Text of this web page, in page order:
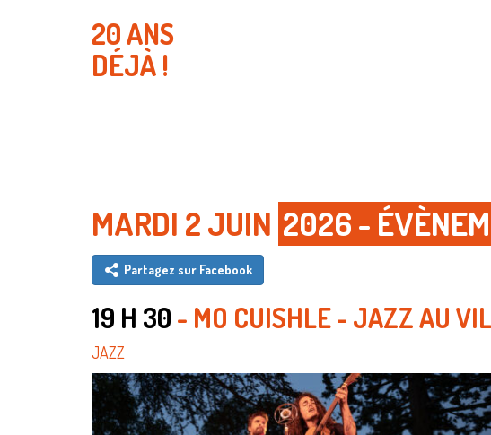
20 ANS
DÉJÀ !
MARDI 2 JUIN 2026 -
Partagez sur Facebook
19 H 30 - MO CUISHLE - JAZZ AU
JAZZ